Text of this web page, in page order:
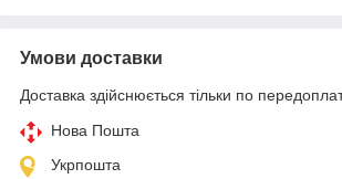
Умови доставки
Доставка здійснюється тільки по
Нова Пошта
Укрпошта